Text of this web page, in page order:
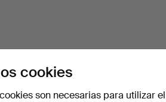
cookies
son necesarias para utilizar